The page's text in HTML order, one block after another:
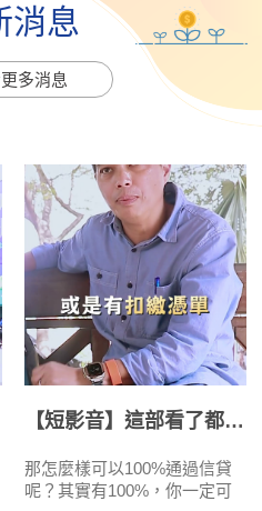
消息
多消息
【短影音】這部看了都100%能通過信貸
那怎麼樣可以100%通過信貸
呢？其實有100%，你一定可